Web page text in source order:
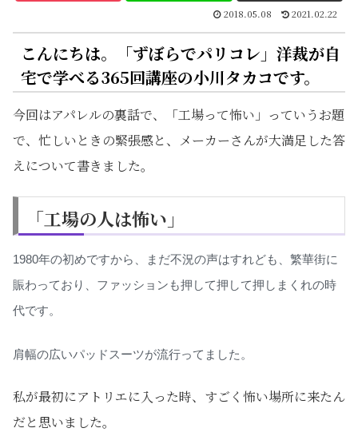
2018.05.08 2021.02.22
こんにちは。「ずぼらでパリコレ」洋裁が自
宅で学べる365回講座の小川タカコです。
今回はアパレルの裏話で、「工場って怖い」っていうお題
で、忙しいときの緊張感と、メーカーさんが大満足した答
えについて書きました。
「工場の人は怖い」
1980年の初めですから、まだ不況の声はすれども、繁華街に
賑わっており、ファッションも押して押して押しまくれの時
代です。
肩幅の広いパッドスーツが流行ってました。
私が最初にアトリエに入った時、すごく怖い場所に来たん
だと思いました。